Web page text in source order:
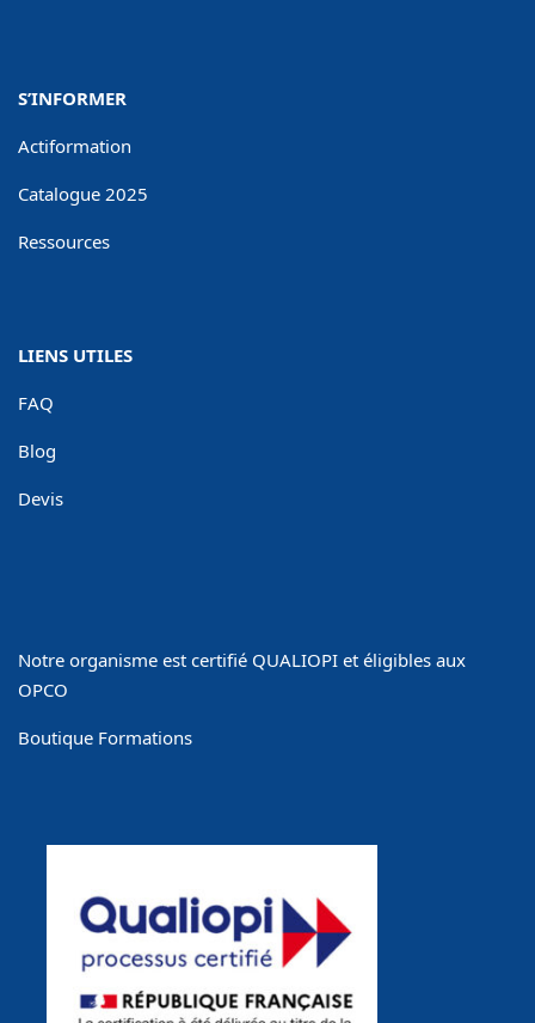
S’INFORMER
Actiformation
Catalogue 2025
Ressources
LIENS UTILES
FAQ
Blog
Devis
Notre organisme est certifié QUALIOPI et éligibles aux
OPCO
Boutique Formations